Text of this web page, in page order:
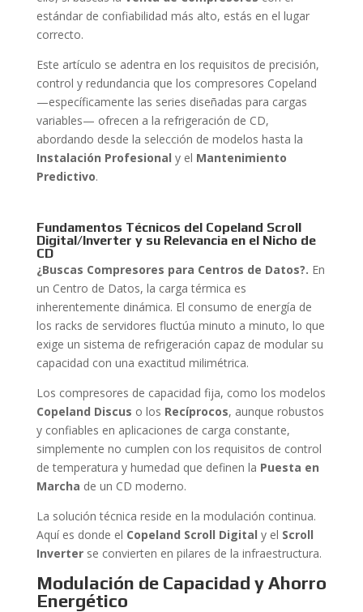
estándar de confiabilidad más alto, estás en el lugar
correcto.
Este artículo se adentra en los requisitos de precisión,
control y redundancia que los compresores Copeland
—específicamente las series diseñadas para cargas
variables— ofrecen a la refrigeración de CD,
abordando desde la selección de modelos hasta la
Instalación Profesional y el Mantenimiento
Predictivo.
Fundamentos Técnicos del Copeland Scroll
Digital/Inverter y su Relevancia en el Nicho de
CD
¿Buscas Compresores para Centros de Datos?. En
un Centro de Datos, la carga térmica es
inherentemente dinámica. El consumo de energía de
los racks de servidores fluctúa minuto a minuto, lo que
exige un sistema de refrigeración capaz de modular su
capacidad con una exactitud milimétrica.
Los compresores de capacidad fija, como los modelos
Copeland Discus o los Recíprocos, aunque robustos
y confiables en aplicaciones de carga constante,
simplemente no cumplen con los requisitos de control
de temperatura y humedad que definen la Puesta en
Marcha de un CD moderno.
La solución técnica reside en la modulación continua.
Aquí es donde el Copeland Scroll Digital y el Scroll
Inverterse convierten en pilares de la infraestructura.
Modulación de Capacidad y Ahorro
Energético